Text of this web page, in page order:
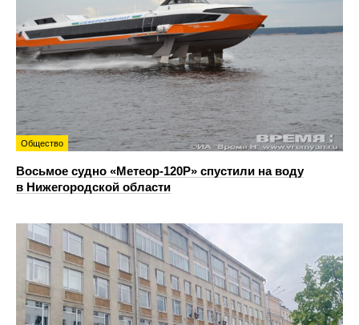
Общество
Восьмое судно «Метеор-120Р» спустили на воду
в Нижегородской области